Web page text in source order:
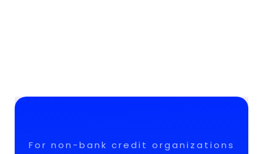
For non-bank credit organizations